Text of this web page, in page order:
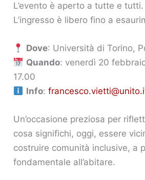
L’evento è aperto a tutte e tutti.
L’ingresso è libero fino a
Dove: Università di Torino,
Quando: venerdì 20
17.00
Info:
Un’occasione preziosa per
cosa significhi, oggi, essere
costruire comunità inclusive, a
fondamentale all’abitare.